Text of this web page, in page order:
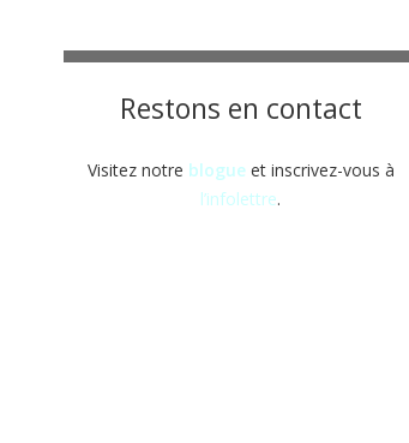
Restons en contact
Visitez notre blogueet inscrivez-vous à
l’infolettre.